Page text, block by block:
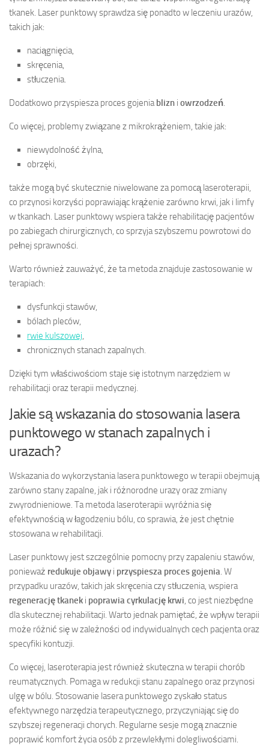
tkanek. Laser punktowy sprawdza się ponadto w leczeniu urazów,
takich jak:
naciągnięcia,
skręcenia,
stłuczenia.
Dodatkowo przyspiesza proces gojeniablizn i owrzodzeń.
Co więcej, problemy związane z mikrokrążeniem, takie jak:
niewydolność żylna,
obrzęki,
także mogą być skutecznie niwelowane za pomocą laseroterapii,
co przynosi korzyści poprawiając krążenie zarówno krwi, jak i limfy
w tkankach. Laser punktowy wspiera także rehabilitację pacjentów
po zabiegach chirurgicznych, co sprzyja szybszemu powrotowi do
pełnej sprawności.
Warto również zauważyć, że ta metoda znajduje zastosowanie w
terapiach:
dysfunkcji stawów,
bólach pleców,
rwie kulszowej,
chronicznych stanach zapalnych.
Dzięki tym właściwościom staje się istotnym narzędziem w
rehabilitacji oraz terapii medycznej.
Jakie są wskazania do stosowania lasera
punktowego w stanach zapalnych i
urazach?
Wskazania do wykorzystania lasera punktowego w terapii obejmują
zarówno stany zapalne, jak i różnorodne urazy oraz zmiany
zwyrodnieniowe. Ta metoda laseroterapii wyróżnia się
efektywnością w łagodzeniu bólu, co sprawia, że jest chętnie
stosowana w rehabilitacji.
Laser punktowy jest szczególnie pomocny przy zapaleniu stawów,
ponieważ redukuje objawy i przyspiesza proces gojenia. W
przypadku urazów, takich jak skręcenia czy stłuczenia, wspiera
regenerację tkanek i poprawia cyrkulację krwi, co jest niezbędne
dla skutecznej rehabilitacji. Warto jednak pamiętać, że wpływ terapii
może różnić się w zależności od indywidualnych cech pacjenta oraz
specyfiki kontuzji.
Co więcej, laseroterapia jest również skuteczna w terapii chorób
reumatycznych. Pomaga w redukcji stanu zapalnego oraz przynosi
ulgę w bólu. Stosowanie lasera punktowego zyskało status
efektywnego narzędzia terapeutycznego, przyczyniając się do
szybszej regeneracji chorych. Regularne sesje mogą znacznie
poprawić komfort życia osób z przewlekłymi dolegliwościami.